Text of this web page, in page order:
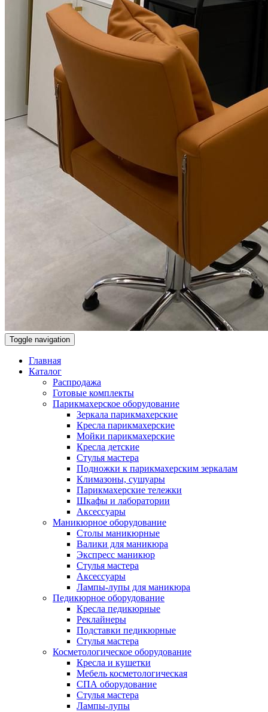
Toggle navigation
Главная
Каталог
Распродажа
Готовые комплекты
Парикмахерское оборудование
Зеркала парикмахерские
Кресла парикмахерские
Мойки парикмахерские
Кресла детские
Стулья мастера
Подножки к парикмахерским зеркалам
Климазоны, сушуары
Парикмахерские тележки
Шкафы и лаборатории
Аксессуары
Маникюрное оборудование
Столы маникюрные
Валики для маникюра
Экспресс маникюр
Стулья мастера
Аксессуары
Лампы-лупы для маникюра
Педикюрное оборудование
Кресла педикюрные
Реклайнеры
Подставки педикюрные
Стулья мастера
Косметологическое оборудование
Кресла и кушетки
Мебель косметологическая
СПА оборудование
Стулья мастера
Лампы-лупы